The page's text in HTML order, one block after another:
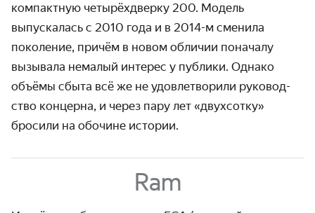
компактную четырёх­дверку 200. Модель
выпускалась с 2010 года и в 2014-м сменила
поколение, причём в новом обличии поначалу
вызывала немалый интерес у публики. Однако
объёмы сбыта всё же не удовлет­ворили руковод­
ство концерна, и через пару лет «двухсотку»
бросили на обочине истории.
Ram